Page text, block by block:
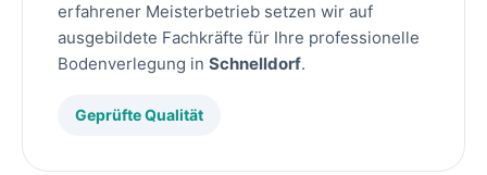
erfahrener Meisterbetrieb setzen wir auf
ausgebildete Fachkräfte für Ihre professionelle
Bodenverlegung in Schnelldorf.
Geprüfte Qualität